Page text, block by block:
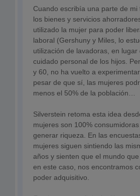
Cuando escribía una parte de
los bienes y servicios
utilizado la mujer para poder
laboral (Gershuny y Miles, lo
utilización de lavadoras, en
cuidado personal de los hijos.
y 60, no ha vuelto a
pesar de que sí, las mujeres
menos el 50% de la población…
Silverstein retoma esta idea
mujeres son 100%
generar riqueza. En las
mujeres siguen sintiendo las
años y sienten que el mundo
en este caso, nos encontramos
poder adquisitivo.